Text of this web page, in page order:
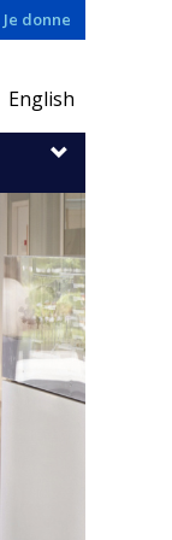
Je donne
English